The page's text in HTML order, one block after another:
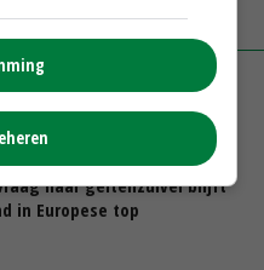
A-ware en Amalthea gaat
balans’
naar geitenzuivel blijft
in Europese top